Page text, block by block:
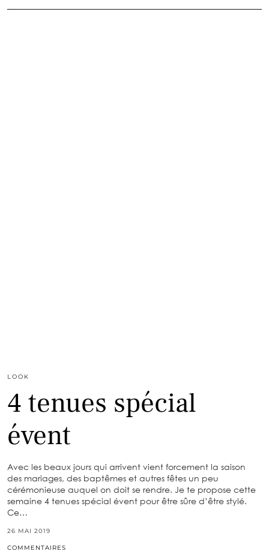
LOOK
4 tenues spécial
évent
Avec les beaux jours qui arrivent vient forcement la saison
des mariages, des baptêmes et autres fêtes un peu
cérémonieuse auquel on doit se rendre. Je te propose cette
semaine 4 tenues spécial évent pour être sûre d’être stylé.
Ce…
26 MAI 2019
COMMENTAIRES